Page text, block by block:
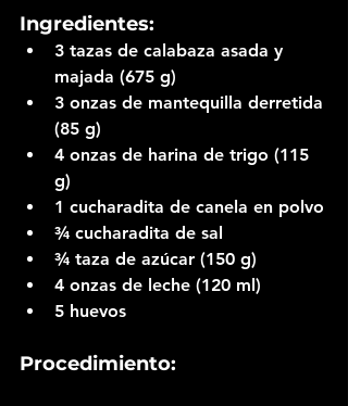
Ingredientes:
3 tazas de calabaza asada y
majada (675 g)
3 onzas de mantequilla derretida
(85 g)
4 onzas de harina de trigo (115
g)
1 cucharadita de canela en polvo
¾ cucharadita de sal
¾ taza de azúcar (150 g)
4 onzas de leche (120 ml)
5 huevos
Procedimiento: